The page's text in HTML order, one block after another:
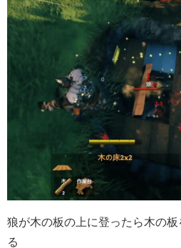
狼が木の板の上に登ったら木の
る